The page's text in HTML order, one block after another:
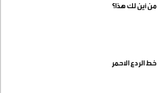
من أين لك هذا؟
خط الردع الاحمر